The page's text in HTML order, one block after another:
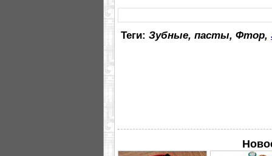
Теги: Зубные, пасты, Фтор,